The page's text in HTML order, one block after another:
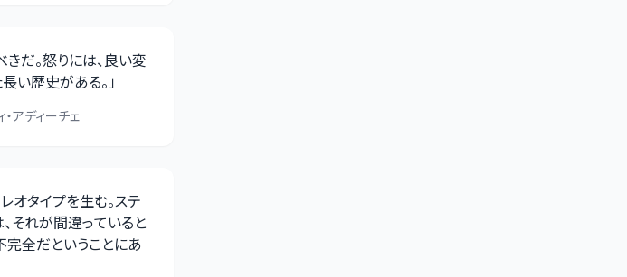
だ。怒りには、良い変
い歴史がある。」
・アディーチェ
オタイプを生む。ステ
それが間違っていると
完全だということにあ